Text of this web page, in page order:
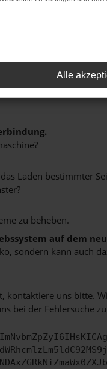
sich individuell beraten
Laden bestimmter
zu beheben.
auf dem
sondern kann auch
kontaktiere uns bitte.
bei der Fehlersuche
Alle